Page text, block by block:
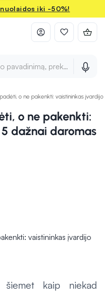
nuolaidos iki -50%!
pavadinimą, prekės ženklą ir
o ne pakenkti: vaistininkas
o ne pakenkti:
dažnai daromas
šiemet kaip niekad